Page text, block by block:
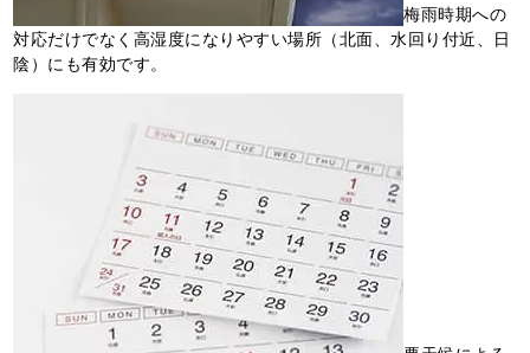
梅雨時期への
対応だけでなく高湿度になりやすい場所（北面、水回り付近、日
陰）にも有効です。